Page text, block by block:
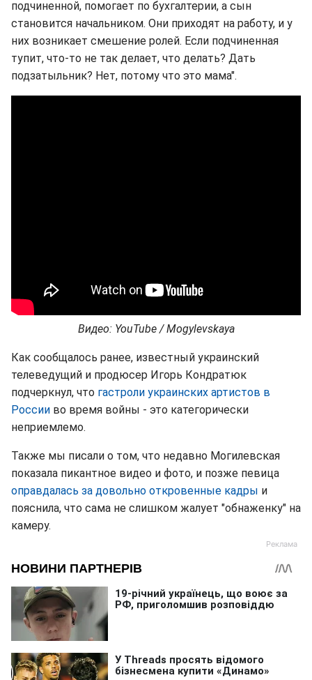
подчиненной, помогает по бухгалтерии, а сын
становится начальником. Они приходят на работу, и у
них возникает смешение ролей. Если подчиненная
тупит, что-то не так делает, что делать? Дать
подзатыльник? Нет, потому что это мама".
Видео: YouTube / Mogylevskaya
Как сообщалось ранее, известный украинский
телеведущий и продюсер Игорь Кондратюк
подчеркнул, что гастроли украинских артистов в
России во время войны - это категорически
неприемлемо.
Также мы писали о том, что недавно Могилевская
показала пикантное видео и фото, и позже певица
оправдалась за довольно откровенные кадры и
пояснила, что сама не слишком жалует "обнаженку" на
камеру.